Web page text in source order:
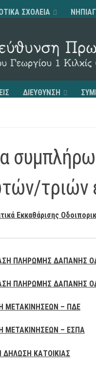
ΣΧΟΛΕΙΑ
ΔΙΕΥΘΥΝΣΗ
τριών
Εκκαθάρισης
ΠΛΗΡΩΜΗΣ ΔΑΠΑΝΗΣ
ΠΛΗΡΩΜΗΣ ΔΑΠΑΝΗΣ
ΜΕΤΑΚΙΝΗΣΕΩΝ – ΠΔΕ
ΜΕΤΑΚΙΝΗΣΕΩΝ – ΕΣΠΑ
ΔΗΛΩΣΗ ΚΑΤΟΙΚΙΑΣ